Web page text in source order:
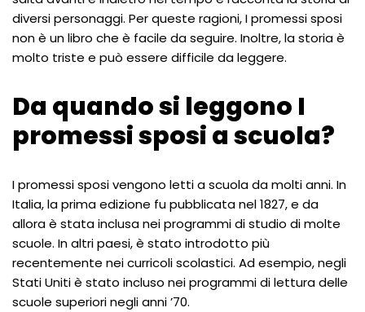
diversi personaggi. Per queste ragioni, I promessi sposi
non è un libro che è facile da seguire. Inoltre, la storia è
molto triste e può essere difficile da leggere.
Da quando si leggono I
promessi sposi a scuola?
I promessi sposi vengono letti a scuola da molti anni. In
Italia, la prima edizione fu pubblicata nel 1827, e da
allora è stata inclusa nei programmi di studio di molte
scuole. In altri paesi, è stato introdotto più
recentemente nei curricoli scolastici. Ad esempio, negli
Stati Uniti è stato incluso nei programmi di lettura delle
scuole superiori negli anni ’70.